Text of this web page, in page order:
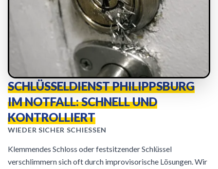
SCHLÜSSELDIENST PHILIPPSBURG
IM NOTFALL: SCHNELL UND
KONTROLLIERT
WIEDER SICHER SCHIESSEN
Klemmendes Schloss oder festsitzender Schlüssel
verschlimmern sich oft durch improvisorische Lösungen. Wir